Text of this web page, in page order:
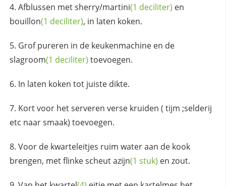
Afblussen met sherry/martini(1 deciliter) en
bouillon(1 deciliter), in laten koken.
Grof pureren in de keukenmachine en de
slagroom(1 deciliter) toevoegen.
In laten koken tot juiste dikte.
Kort voor het serveren verse kruiden ( tijm ;selderij
etc naar smaak) toevoegen.
Voor de kwarteleitjes ruim water aan de kook
brengen, met flinke scheutazijn(1 stuk) en zout.